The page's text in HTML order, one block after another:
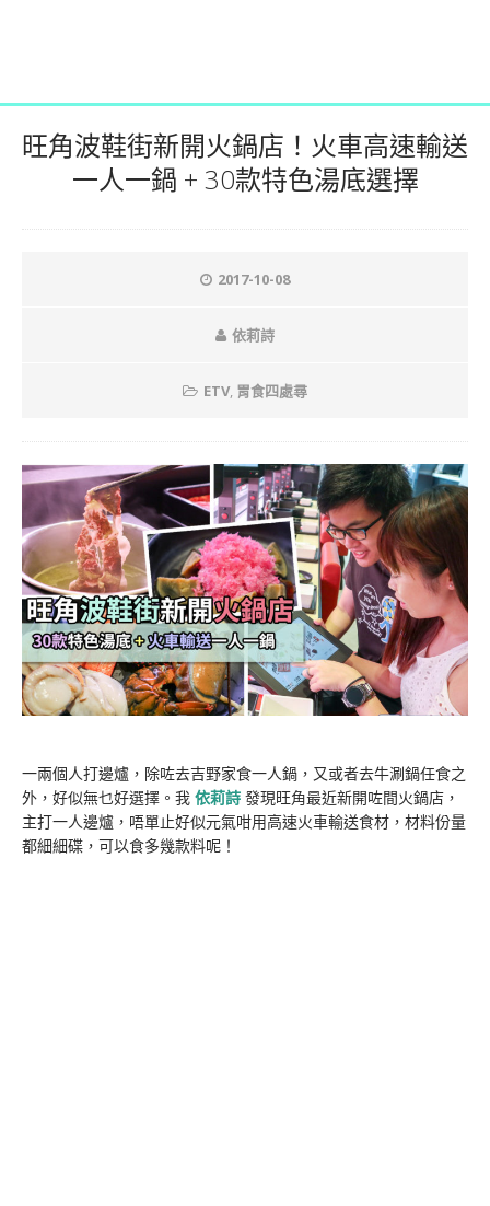
旺角波鞋街新開火鍋店！火車高速輸送
一人一鍋 + 30款特色湯底選擇
2017-10-08
依莉詩
ETV, 胃食四處尋
一兩個人打邊爐，除咗去吉野家食一人鍋，又或者去牛涮鍋任食之
外，好似無乜好選擇。我 依莉詩 發現旺角最近新開咗間火鍋店，
主打一人邊爐，唔單止好似元氣咁用高速火車輸送食材，材料份量
都細細碟，可以食多幾款料呢！